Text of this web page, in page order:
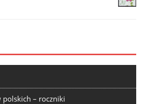
polskich – roczniki